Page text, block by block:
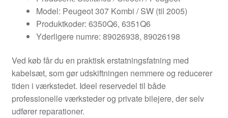
Model: Peugeot 307 Kombi / SW (til 2005)
Produktkoder: 6350Q6, 6351Q6
Yderligere numre: 89026938, 89026198
Ved køb får du en praktisk erstatningsfatning med
kabelsæt, som gør udskiftningen nemmere og reducerer
tiden i værkstedet. Ideel reservedel til både
professionelle værksteder og private bilejere, der selv
udfører reparationer.